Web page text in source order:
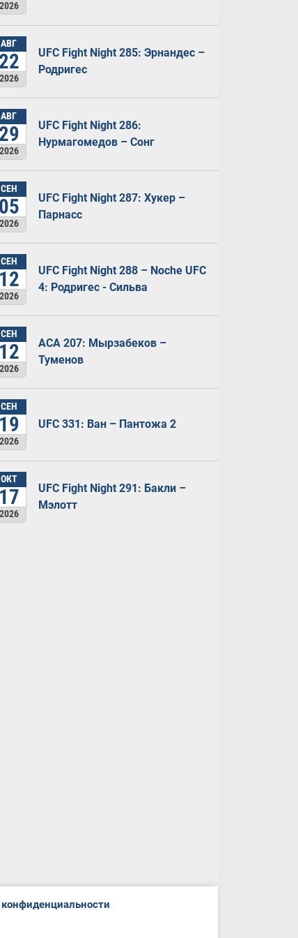
2026
АВГ
22
2026
UFC Fight Night 285: Эрнандес –
Родригес
АВГ
29
2026
UFC Fight Night 286:
Нурмагомедов – Сонг
СЕН
05
2026
UFC Fight Night 287: Хукер –
Парнасс
СЕН
12
2026
UFC Fight Night 288 – Noche UFC
4: Родригес - Сильва
СЕН
12
2026
ACA 207: Мырзабеков –
Туменов
СЕН
19
2026
UFC 331: Ван – Пантожа 2
ОКТ
17
2026
UFC Fight Night 291: Бакли –
Мэлотт